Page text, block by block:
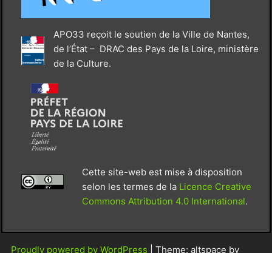
APO33 reçoit le soutien de la Ville de Nantes,
de l’État – DRAC des Pays de la Loire, ministère
de la Culture.
Cette site-web est mise à disposition
selon les termes de la Licence Creative
Commons Attribution 4.0 International.
Proudly powered by WordPress Theme: altspace by